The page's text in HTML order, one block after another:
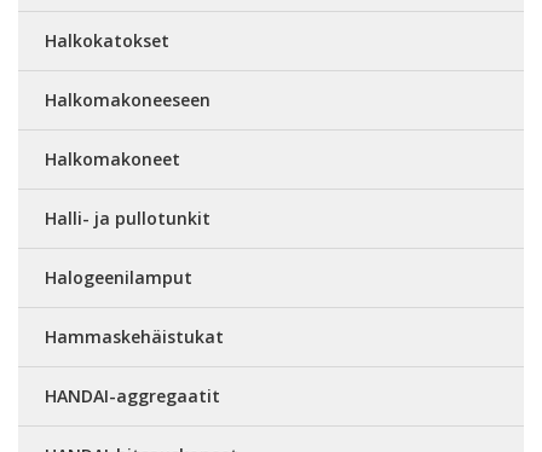
Halkokatokset
Halkomakoneeseen
Halkomakoneet
Halli- ja pullotunkit
Halogeenilamput
Hammaskehäistukat
HANDAI-aggregaatit